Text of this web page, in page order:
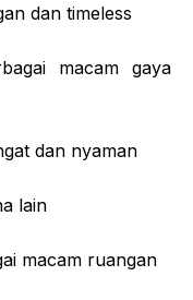
dan timeless
macam gaya
dan nyaman
lain
macam ruangan